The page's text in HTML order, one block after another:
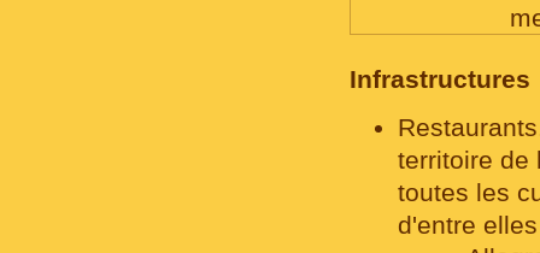
Infrastructures
territoire de
toutes les
d'entre